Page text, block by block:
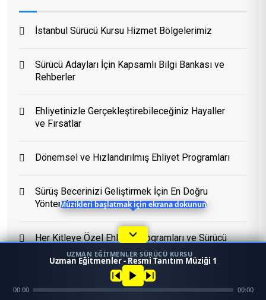
İstanbul Sürücü Kursu Hizmet Bölgelerimiz
Sürücü Adayları İçin Kapsamlı Bilgi Bankası ve
Rehberler
Ehliyetinizle Gerçekleştirebileceğiniz Hayaller
ve Fırsatlar
Dönemsel ve Hızlandırılmış Ehliyet Programları
Sürüş Becerinizi Geliştirmek İçin En Doğru
Yöntemler
Her Kitleye Özel Ehliyet Programları ve Sürücü
Eğitim Danışmanı
Ara
1
Konum Mezun
Müzikleri başlatmak için ekrana dokunun
UZMAN EĞITMENLER SÜRÜCÜ KURSU
Uzman Eğitmenler - Resmi Tanıtım Müziği 1
00:00 00:00